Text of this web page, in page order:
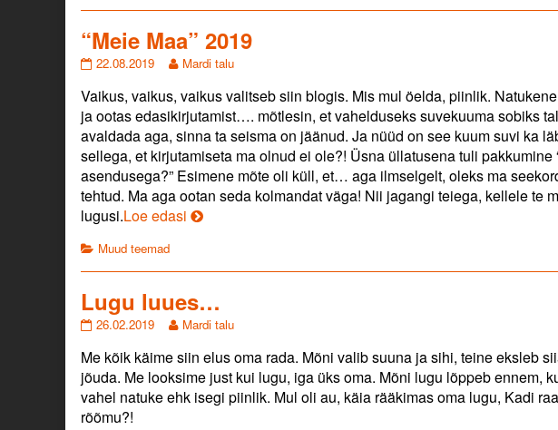
bitch!
“Meie Maa” 2019
“Meie
2019
published
on
22.08.2019
Read
posts
by
the
author
of
“Meie
Maa”
2019,
Mardi talu
Vaikus, vaikus, vaikus valitseb siin blogis. Mis mul öelda, piinlik.
ja ootas edasikirjutamist…. mõtlesin, et vahelduseks suvekuuma sobiks
avaldada aga, sinna ta seisma on jäänud. Ja nüüd on see kuum suvi ka
sellega, et kirjutamiseta ma olnud ei ole?! Üsna üllatusena tuli pakkumine
asendusega?” Esimene mõte oli küll, et… aga ilmselgelt, oleks ma
tehtud. Ma aga ootan seda kolmandat väga! Nii jagangi teiega, kellele te
lugusi.Loe edasi “Meie
Categories
Muud teemad
Lugu luues…
Lugu
published
on
26.02.2019
Read
posts
by
the
author
Mardi talu
Me kõik käime siin elus oma rada. Mõni valib suuna ja sihi, teine eksleb
jõuda. Me looksime just kui lugu, iga üks oma. Mõni lugu lõppeb ennem,
vahel natuke ehk isegi piinlik. Mul oli au, käia rääkimas oma lugu, Kadi
rõõmu?!